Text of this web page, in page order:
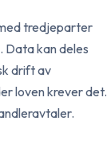
tredjeparter
kan deles
drift av
loven krever det.